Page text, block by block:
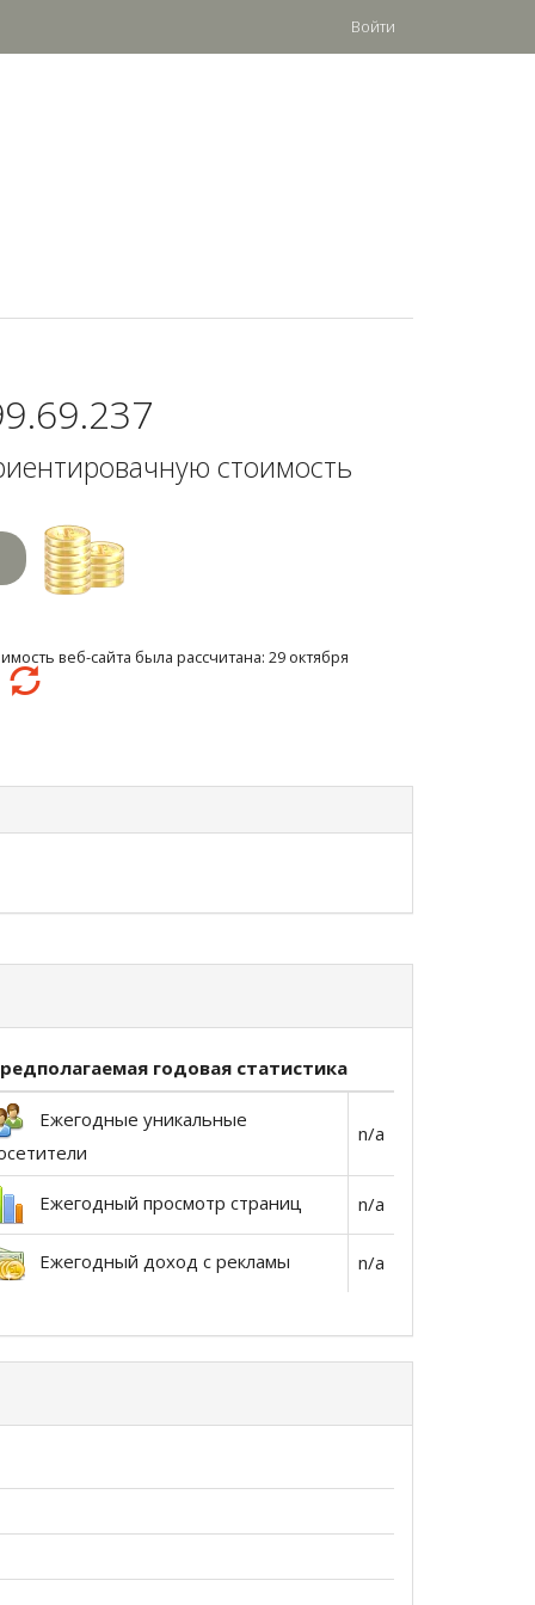
Войти
стоимость
веб-сайта была рассчитана: 29 октября
годовая статистика
Ежегодные уникальные
n/a
Ежегодный просмотр страниц n/a
Ежегодный доход с рекламы n/a